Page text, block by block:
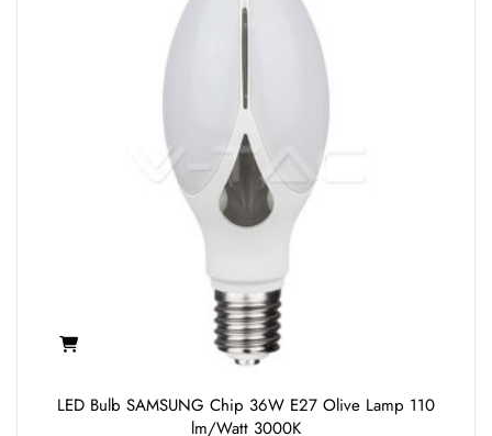
LED Bulb SAMSUNG Chip 36W E27 Olive Lamp 110
lm/Watt 3000K